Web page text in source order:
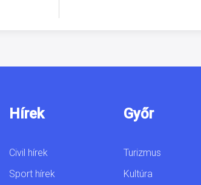
Hírek
Civil hírek
Sport hírek
Győr
Turizmus
Kultúra